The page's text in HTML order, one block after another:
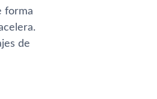
forma
de